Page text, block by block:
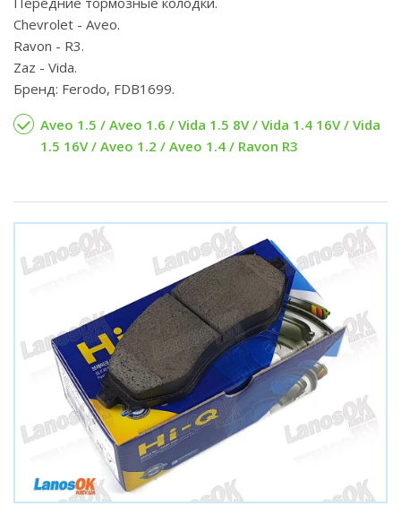
Chevrolet - Aveo.
Ravon - R3.
Zaz - Vida.
Бренд: Ferodo, FDB1699.
Aveo 1.5 / Aveo 1.6 / Vida 1.5 8V / Vida 1.4 16V / Vida
1.5 16V / Aveo 1.2 / Aveo 1.4 / Ravon R3